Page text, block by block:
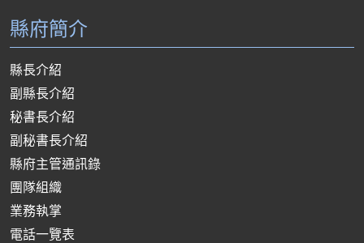
縣府簡介
縣長介紹
副縣長介紹
秘書長介紹
副秘書長介紹
縣府主管通訊錄
團隊組織
業務執掌
電話一覽表